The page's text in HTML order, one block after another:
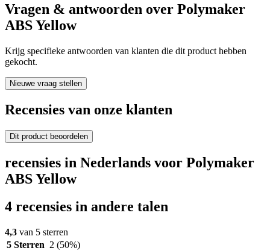
Vragen & antwoorden over Polymaker
ABS Yellow
Krijg specifieke antwoorden van klanten die dit product hebben
gekocht.
Nieuwe vraag stellen
Recensies van onze klanten
Dit product beoordelen
recensies in Nederlands voor Polymaker
ABS Yellow
4 recensies in andere talen
4,3 van 5 sterren
5 Sterren 2 (50%)